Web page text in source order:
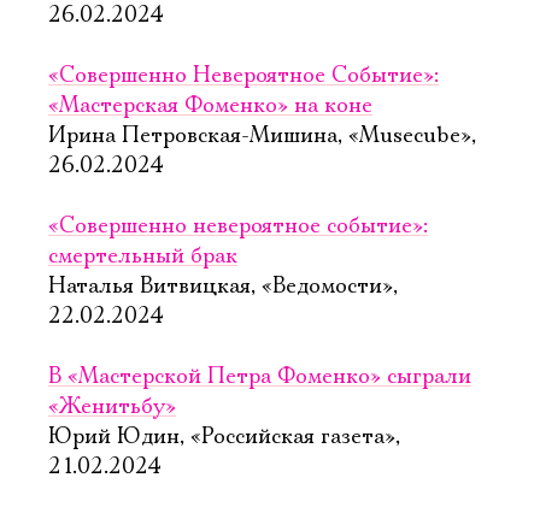
26.02.2024
«Совершенно Невероятное Событие»:
«Мастерская Фоменко» на коне
Ирина Петровская-Мишина, «Musecube»,
26.02.2024
«Совершенно невероятное событие»:
смертельный брак
Наталья Витвицкая, «Ведомости»,
22.02.2024
В «Мастерской Петра Фоменко» сыграли
«Женитьбу»
Юрий Юдин, «Российская газета»,
21.02.2024